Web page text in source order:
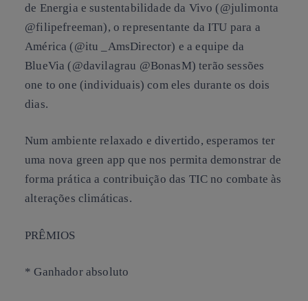
de Energia e sustentabilidade da Vivo (@julimonta
@filipefreeman), o representante da ITU para a
América (@itu _AmsDirector) e a equipe da
BlueVia (@davilagrau @BonasM) terão sessões
one to one (individuais) com eles durante os dois
dias.
Num ambiente relaxado e divertido, esperamos ter
uma nova green app que nos permita demonstrar de
forma prática a contribuição das TIC no combate às
alterações climáticas.
PRÊMIOS
* Ganhador absoluto